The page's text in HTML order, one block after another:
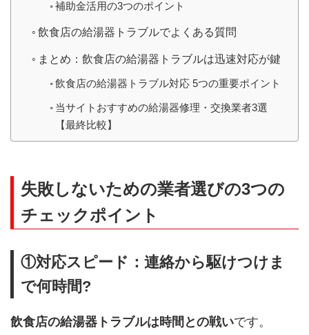
補助金活用の3つのポイント
飲食店の給湯器トラブルでよくある質問
まとめ：飲食店の給湯器トラブルは迅速対応が鍵
飲食店の給湯器トラブル対応 5つの重要ポイント
当サイトおすすめの給湯器修理・交換業者3選
【最終比較】
失敗しないための業者選びの3つの
チェックポイント
①対応スピード：連絡から駆けつけま
で何時間?
飲食店の給湯器トラブルは時間との戦いです。